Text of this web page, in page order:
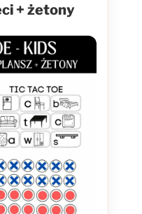
+ żetony